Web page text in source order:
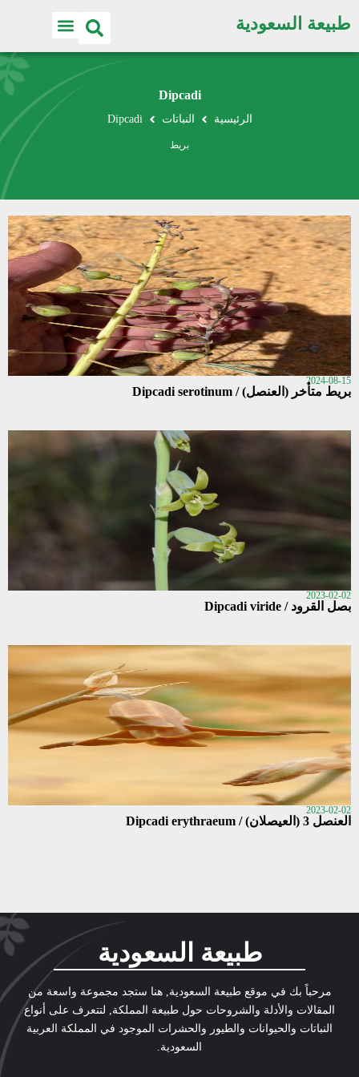
طبيعة السعودية
Dipcadi
الرئيسية النباتات Dipcadi
بريط
2024-08-15
بريط متأخر (العنصل) / Dipcadi serotinum
2023-02-02
بصل القرود / Dipcadi viride
2023-02-02
العنصل 3 (العيصلان) / Dipcadi erythraeum
طبيعة السعودية
مرحباً بك في موقع طبيعة السعودية, هنا ستجد مجموعة واسعة من
المقالات والأدلة والشروحات حول طبيعة المملكة, لتتعرف على أنواع
النباتات والحيوانات والطيور والحشرات الموجود في المملكة العربية
السعودية.